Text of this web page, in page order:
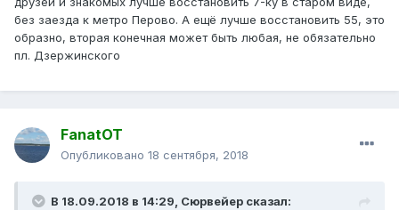
без заезда к метро Перово. А ещё лучше восстановить 55, это
образно, вторая конечная может быть любая, не обязательно
пл. Дзержинского
FanatOT
Опубликовано 18 сентября, 2018
В 18.09.2018 в 14:29, Сюрвейер сказал: